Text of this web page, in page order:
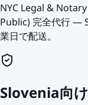
NYC Legal &
Public) 完全代行 —
業日で配送。
Slovenia向